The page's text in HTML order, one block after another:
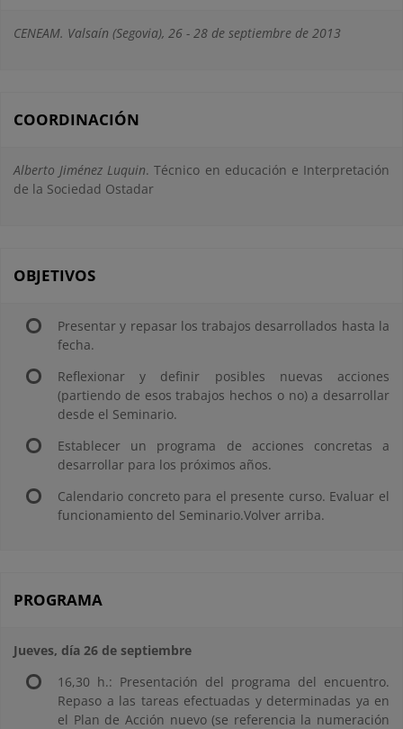
CENEAM. Valsaín (Segovia), 26 - 28 de septiembre de 2013
COORDINACIÓN
Alberto Jiménez Luquin. Técnico en educación e Interpretación
de la Sociedad Ostadar
OBJETIVOS
Presentar y repasar los trabajos desarrollados hasta la
fecha.
Reflexionar y definir posibles nuevas acciones
(partiendo de esos trabajos hechos o no) a desarrollar
desde el Seminario.
Establecer un programa de acciones concretas a
desarrollar para los próximos años.
Calendario concreto para el presente curso. Evaluar el
funcionamiento del Seminario.Volver arriba.
PROGRAMA
Jueves, día 26 de septiembre
16,30 h.: Presentación del programa del encuentro.
Repaso a las tareas efectuadas y determinadas ya en
el Plan de Acción nuevo (se referencia la numeración